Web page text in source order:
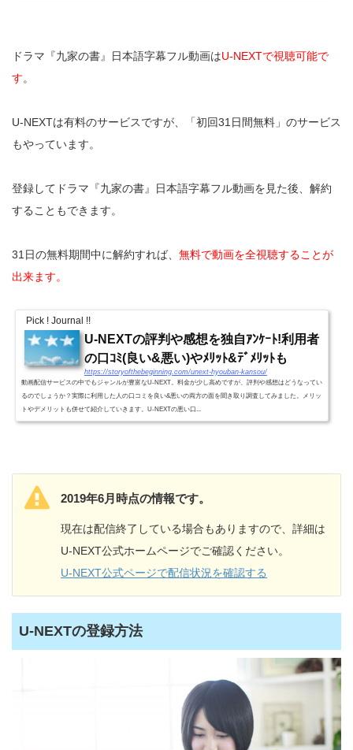
ドラマ『九家の書』日本語字幕フル動画はU-NEXTで視聴可能で
す。
U-NEXTは有料のサービスですが、「初回31日間無料」のサービス
もやっています。
登録してドラマ『九家の書』日本語字幕フル動画を見た後、解約
することもできます。
31日の無料期間中に解約すれば、 無料で動画を全視聴することが
出来ます。
Pick ! Journal !!
U-NEXTの評判や感想を独自ｱﾝｹｰﾄ!利用者
の口ｺﾐ(良い&悪い)やﾒﾘｯﾄ&ﾃﾞﾒﾘｯﾄも
https://storyofthebeginning.com/unext-hyouban-kansou/
動画配信サービスの中でもジャンルが豊富なU-NEXT。料金が少し高めですが、評判や感想はどうなってい
るのでしょうか？実際に利用した人の口コミを良い&悪いの両方の面を聞き取り調査してみました。メリッ
トやデメリットも併せて紹介していきます。U-NEXTの悪い口...
2019年6月時点の情報です。
現在は配信終了している場合もありますので、詳細は
U-NEXT公式ホームページでご確認ください。
U-NEXT公式ページで配信状況を確認する
U-NEXTの登録方法